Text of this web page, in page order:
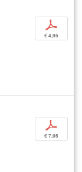
p
€ 4,95
p
€ 7,95